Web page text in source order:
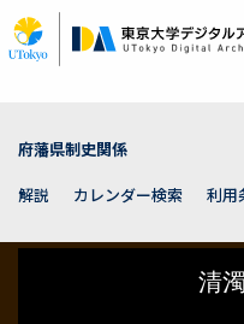
イ
ン
府藩県制史関係
解説
カレンダー検索 利用